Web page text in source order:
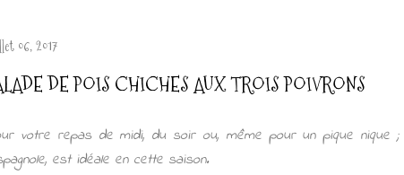
06, 2017
DE POIS CHICHES AUX TROIS POIVRONS
votre repas de midi, du soir ou, même pour un pique nique
est idéale en cette saison.